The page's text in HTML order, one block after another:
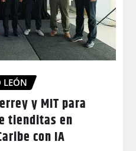
LEÓN
y MIT para
tienditas en
con IA